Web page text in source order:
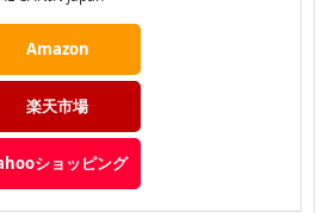
Amazon
楽天市場
ショッピング